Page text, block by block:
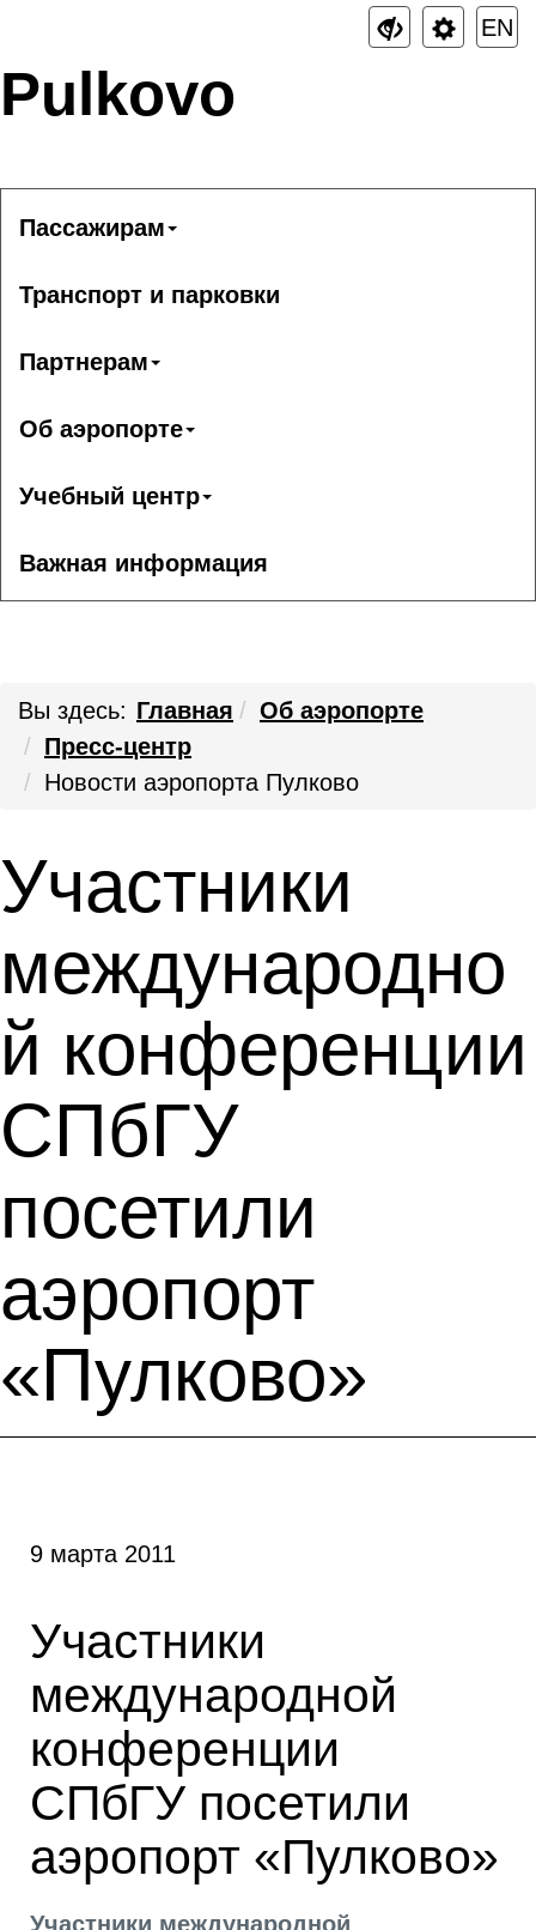
EN
Pulkovo
Пассажирам
Транспорт и парковки
Партнерам
Об аэропорте
Учебный центр
Важная информация
Вы здесь: Главная
Об аэропорте
Пресс-центр
Новости аэропорта Пулково
Участники
международно
й конференции
СПбГУ
посетили
аэропорт
«Пулково»
9 марта 2011
Участники
международной
конференции
СПбГУ посетили
аэропорт «Пулково»
Участники международной